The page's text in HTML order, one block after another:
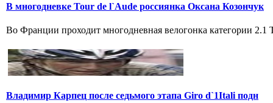
В многодневке Tour de l`Aude россиянка Оксана Козончук
Во Франции проходит многодневная велогонка категории
Владимир Карпец после седьмого этапа Giro d`1Itali подн